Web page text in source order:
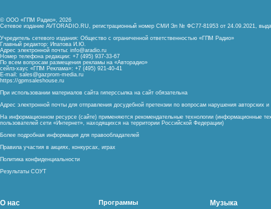
© ООО «ГПМ Радио», 2026
Сетевое издание AVTORADIO.RU, регистрационный номер СМИ Эл № ФС77-81953 от 24.09.2021,
Учредитель сетевого издания: Общество с ограниченной ответственностью «ГПМ Радио»
Главный редактор: Ипатова И.Ю.
Адрес электронной почты: info@aradio.ru
Номер телефона редакции: +7 (495) 937-33-67
По всем вопросам размещения рекламы на «Авторадио»
сейлз-хаус «ГПМ Реклама»: +7 (495) 921-40-41
E-mail: sales@gazprom-media.ru
https://gpmsaleshouse.ru
При использовании материалов сайта гиперссылка на сайт обязательна
Адрес электронной почты для отправления досудебной претензии по вопросам нарушения авторских
На информационном ресурсе (сайте) применяются рекомендательные технологии (информационные
пользователей сети «Интернет», находящихся на территории Российской Федерации)
Более подробная информация для правообладателей
Правила участия в акциях, конкурсах, играх
Политика конфиденциальности
Результаты СОУТ
О нас Программы Музыка